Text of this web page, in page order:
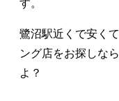
す。
鷺沼駅近くで安く
ング店をお探しな
よ？